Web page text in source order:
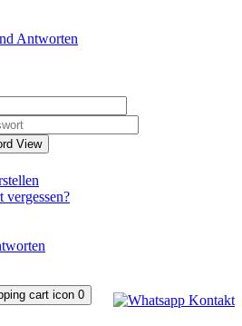
Antworten
View
vergessen?
0